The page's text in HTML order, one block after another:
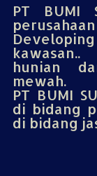
PT BUMI
hunian
mewah.
PT BUMI
di bidang
di bidang